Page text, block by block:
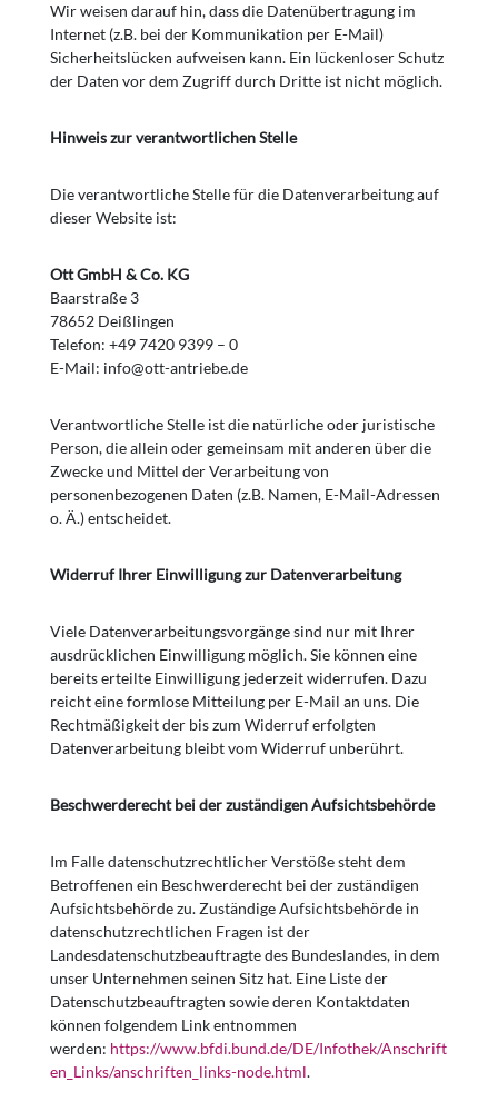
Wir weisen darauf hin, dass die Datenübertragung im
Internet (z.B. bei der Kommunikation per E-Mail)
Sicherheitslücken aufweisen kann. Ein lückenloser Schutz
der Daten vor dem Zugriff durch Dritte ist nicht möglich.
Hinweis zur verantwortlichen Stelle
Die verantwortliche Stelle für die Datenverarbeitung auf
dieser Website ist:
Ott GmbH & Co. KG
Baarstraße 3
78652 Deißlingen
Telefon: +49 7420 9399 – 0
E-Mail: info@ott-antriebe.de
Verantwortliche Stelle ist die natürliche oder juristische
Person, die allein oder gemeinsam mit anderen über die
Zwecke und Mittel der Verarbeitung von
personenbezogenen Daten (z.B. Namen, E-Mail-Adressen
o. Ä.) entscheidet.
Widerruf Ihrer Einwilligung zur Datenverarbeitung
Viele Datenverarbeitungsvorgänge sind nur mit Ihrer
ausdrücklichen Einwilligung möglich. Sie können eine
bereits erteilte Einwilligung jederzeit widerrufen. Dazu
reicht eine formlose Mitteilung per E-Mail an uns. Die
Rechtmäßigkeit der bis zum Widerruf erfolgten
Datenverarbeitung bleibt vom Widerruf unberührt.
Beschwerderecht bei der zuständigen Aufsichtsbehörde
Im Falle datenschutzrechtlicher Verstöße steht dem
Betroffenen ein Beschwerderecht bei der zuständigen
Aufsichtsbehörde zu. Zuständige Aufsichtsbehörde in
datenschutzrechtlichen Fragen ist der
Landesdatenschutzbeauftragte des Bundeslandes, in dem
unser Unternehmen seinen Sitz hat. Eine Liste der
Datenschutzbeauftragten sowie deren Kontaktdaten
können folgendem Link entnommen
werden: https://www.bfdi.bund.de/DE/Infothek/Anschrift
en_Links/anschriften_links-node.html.